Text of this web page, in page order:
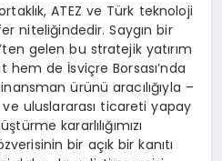
ATEZ ve Türk teknoloji
niteliğindedir. Saygın bir
gelen bu stratejik yatırım
de İsviçre Borsası’nda
ürünü aracılığıyla –
uluslararası ticareti yapay
kararlılığımızı
bir açık bir kanıtı